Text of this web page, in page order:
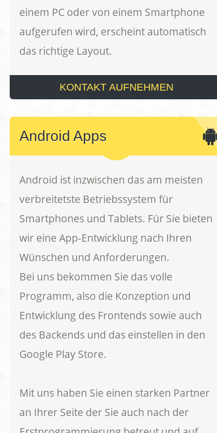
einem PC oder von einem Smartphone
aufgerufen wird, erscheint automatisch
das richtige Layout.
KONTAKT AUFNEHMEN
Android Apps
Android ist inzwischen das am meisten
verbreitetste Betriebssystem für
Smartphones und Tablets. Für Sie bieten
wir eine App-Entwicklung nach Ihren
Wünschen und Anforderungen.
Bei uns bekommen Sie das volle
Programm, also die Konzeption und
Entwicklung des Frontends sowie auch
des Backends und das einstellen in den
Google Play Store.
Mit uns haben Sie einen starken Partner
an Ihrer Seite der Sie auch nach der